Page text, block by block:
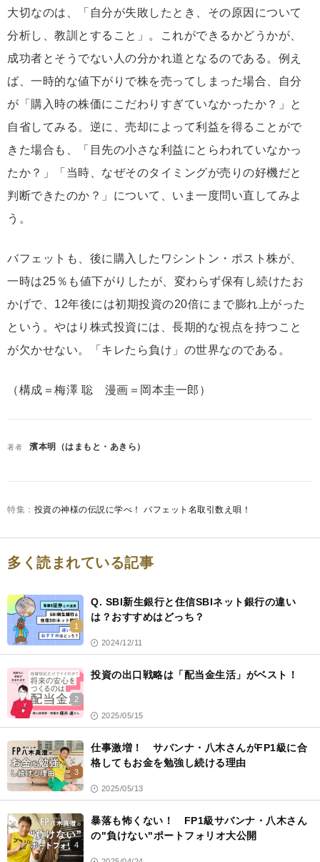
大切なのは、「自分が失敗したとき、その原因について
分析し、教訓とすること」。これができるかどうかが、
成功者とそうでない人の分かれ道となるのである。例え
ば、一時的な値下がりで株を売ってしまった場合、自分
が「購入時の株価にこだわりすぎていなかったか？」と
自省してみる。逆に、売却によって利益を得ることがで
きた場合も、「目先の小さな利益にとらわれていなかっ
たか？」「当時、なぜそのタイミングが売りの好機だと
判断できたのか？」について、いま一度問い直してみよ
う。
バフェットも、後に購入したワシントン・ポスト株が、
一時は25％も値下がりしたが、変わらず保有し続けたお
かげで、12年後には初期投資の20倍にまで膨れ上がった
という。やはり株式投資には、長期的な視点を持つこと
が欠かせない。「キレたら負け」の世界なのである。
（構成＝梅澤 聡 漫画＝岡本圭一郎）
著者 濱本明（はまもと・あきら）
投資の神様の伝説に学べ！ バフェット名取引数え唄！
多く読まれている記事
1
Q. SBI新生銀行と住信SBIネット銀行の違い
は？おすすめはどっち？
2024/12/11
2
投資の出口戦略は「配当金生活」がベスト！
2025/05/15
3
仕事激増！ サバンナ・八木さんがFP1級に合
格してもお金を勉強し続ける理由
2025/05/13
4
暴落も怖くない！ FP1級サバンナ・八木さん
の"負けない"ポートフォリオ大公開